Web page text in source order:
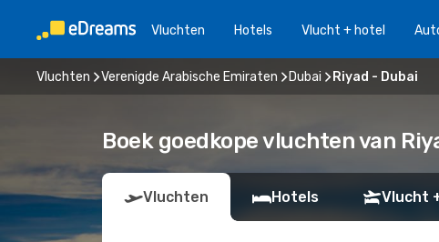
Vluchten Hotels Vlucht + hotel
Vluchten Verenigde Arabische Emiraten Dubai Riyad - Dubai
Boek goedkope vluchten van
Vluchten Hotels Vlucht